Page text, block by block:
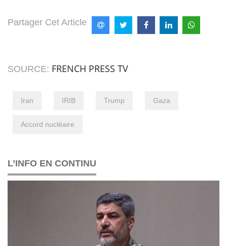
Partager Cet Article
SOURCE: FRENCH PRESS TV
Iran IRIB Trump Gaza
Accord nucléaire
L’INFO EN CONTINU